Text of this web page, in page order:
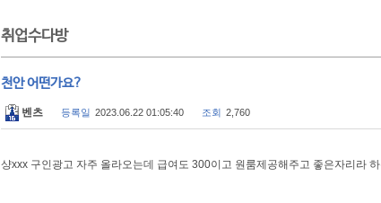
취업수다방
천안 어떤가요?
벤츠 등록일 2023.06.22 01:05:40 조회 2,760
샹xxx 구인광고 자주 올라오는데 급여도 300이고 원룸제공해주고 좋은자리라